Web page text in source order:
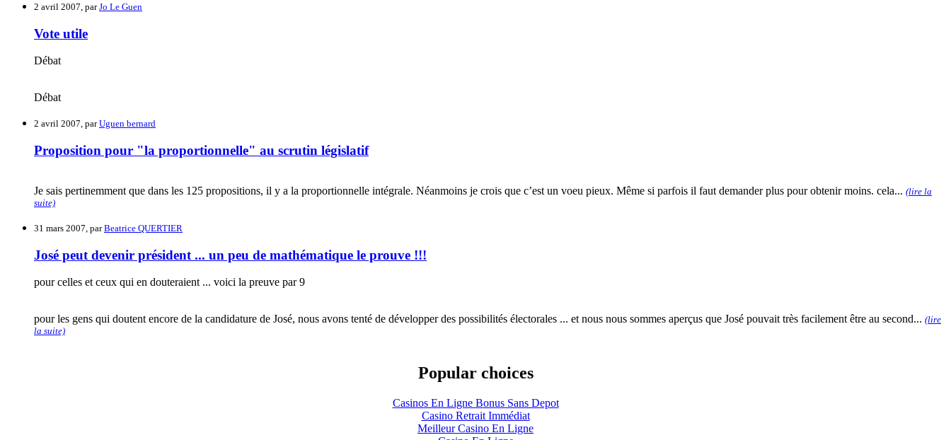
2 avril 2007, parJo Le Guen
Vote utile
Débat
Débat
2 avril 2007, parUguen bernard
Proposition pour "la proportionnelle" au scrutin législatif
Je sais pertinemment que dans les 125 propositions, il y a la proportionnelle intégrale. Néanmoins je crois que c’est un voeu pieux. Même si parfois il faut demander plus pour obtenir moins. cela... (lire la
suite)
31 mars 2007, parBeatrice QUERTIER
José peut devenir président ... un peu de mathématique le prouve !!!
pour celles et ceux qui en douteraient ... voici la preuve par 9
pour les gens qui doutent encore de la candidature de José, nous avons tenté de développer des possibilités électorales ... et nous nous sommes aperçus que José pouvait très facilement être au second... (lire
la suite)
Popular choices
Casinos En Ligne Bonus Sans Depot
Casino Retrait Immédiat
Meilleur Casino En Ligne